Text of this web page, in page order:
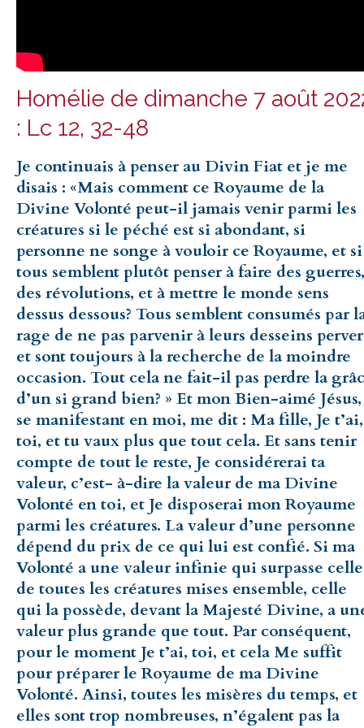
Homélie de dimanche 7 août
: Lc 12, 32-48
Je continuais à penser au Divin Fiat et je me
disais : «Mais comment ce Royaume de la
Divine Volonté peut-il jamais venir parmi les
créatures si le péché est si abondant, si
personne ne songe à vouloir ce Royaume, et si
tous semblent plutôt penser à faire des guerres,
des révolutions, et à mettre le monde sens
dessus dessous? Tous semblent consumés par
rage de ne pas parvenir à leurs desseins
et sont toujours à la recherche de la moindre
occasion. Tout cela ne fait-il pas perdre la
d’un si grand bien? » Et mon Bien-aimé Jésus,
se manifestant en moi, me dit : Ma fille, Je t’ai,
toi, et tu vaux plus que tout cela. Et sans tenir
compte de tout le reste, Je considérerai ta
valeur, c’est- à-dire la valeur de ma Divine
Volonté en toi, et Je disposerai mon Royaume
parmi les créatures. La valeur d’une personne
dépend du prix de ce qui lui est confié. Si ma
Volonté a une valeur infinie qui surpasse celle
de toutes les créatures mises ensemble, celle
qui la possède, devant la Majesté Divine, a
valeur plus grande que tout. Par conséquent,
pour le moment Je t’ai, toi, et cela Me suffit
pour préparer le Royaume de ma Divine
Volonté. Ainsi, toutes les misères du temps, et
elles sont trop nombreuses, n’égalent pas la